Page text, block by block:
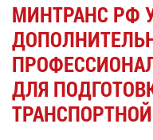
МИНТРАНС РФ
ДЛЯ